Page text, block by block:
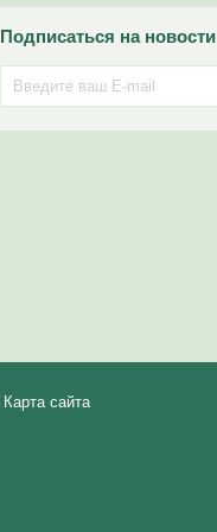
Подписаться на новости
Карта сайта